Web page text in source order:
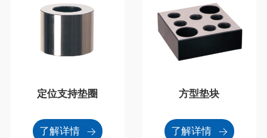
定位支持垫圈
了解详情
方型垫块
了解详情